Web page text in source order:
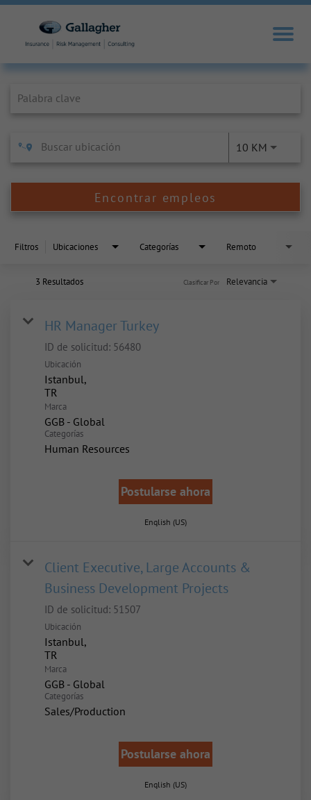
10 KM
Encontrar empleos
Filtros Ubicaciones Categorías Remoto
3 Resultados Relevancia
Clasificar Por
HR Manager Turkey
ID de solicitud: 56480
Ubicación
Istanbul,
Marca
GGB - Global
Categorías
Human Resources
Postularse ahora
English (US)
Client Executive, Large Accounts &
Business Development Projects
ID de solicitud: 51507
Ubicación
Istanbul,
Marca
GGB - Global
Categorías
Sales/Production
Postularse ahora
English (US)